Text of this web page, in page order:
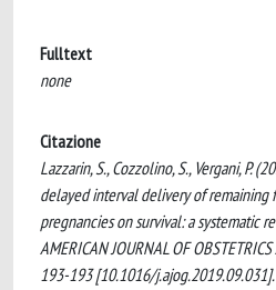
Fulltext
none
Citazione
Lazzarin, S., Cozzolino, S., Vergani, P.
delayed interval delivery of remaining
pregnancies on survival: a systematic
AMERICAN JOURNAL OF
193-193 [10.1016/j.ajog.2019.09.031].